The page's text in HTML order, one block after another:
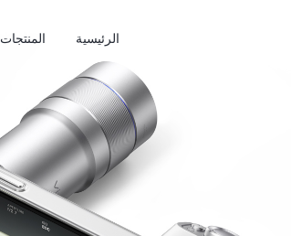
الرئيسية المنتجات